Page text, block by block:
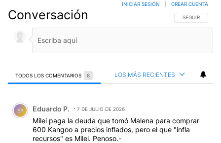
Conversación SIGA ESTA
SEGUIR
INICIAR SESIÓN CREAR CUENTA
TODOS LOS COMENTARIOS 8 LOS MÁS RECIENTES
Comentario de Eduardo P..
EP Eduardo P. 7 DE JULIO DE 2026
Milei paga la deuda que tomó Malena para comprar
600 Kangoo a precios inflados, pero el que "infla
recursos" es Milei. Penoso.-